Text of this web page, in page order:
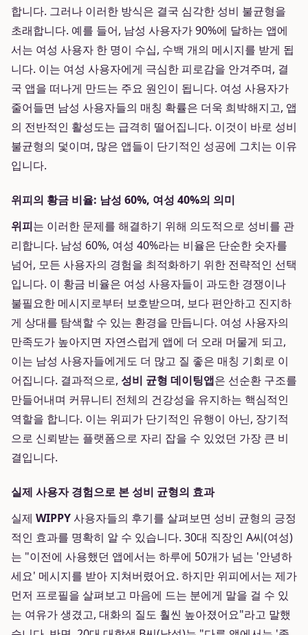
합니다. 그러나 이러한 방식은 결국 심각한 성비 불균형을
초래합니다. 예를 들어, 남성 사용자가 90%에 달하는 앱에
서는 여성 사용자 한 명이 수십, 수백 개의 메시지를 받게 됩
니다. 이는 여성 사용자에게 극심한 피로감을 안겨주며, 결
국 앱을 떠나게 만드는 주요 원인이 됩니다. 여성 사용자가
줄어들면 남성 사용자들의 매칭 확률은 더욱 희박해지고, 앱
의 전반적인 활성도는 급격히 떨어집니다. 이것이 바로 성비
불균형의 덫이며, 많은 앱들이 단기적인 성공에 그치는 이유
입니다.
위피의 황금 비율: 남성 60%, 여성 40%의 의미
위피는 이러한 문제를 해결하기 위해 의도적으로 성비를 관
리합니다. 남성 60%, 여성 40%라는 비율은 단순한 숫자를
넘어, 모든 사용자의 경험을 최적화하기 위한 전략적인 선택
입니다. 이 황금 비율은 여성 사용자들이 과도한 경쟁이나
불필요한 메시지로부터 보호받으며, 보다 편안하고 진지하
게 상대를 탐색할 수 있는 환경을 만듭니다. 여성 사용자의
만족도가 높아지면 자연스럽게 앱에 더 오래 머물게 되고,
이는 남성 사용자들에게도 더 많고 질 좋은 매칭 기회로 이
어집니다. 결과적으로, 성비 균형 데이팅앱은 선순환 구조를
만들어내며 커뮤니티 전체의 건강성을 유지하는 핵심적인
역할을 합니다. 이는 위피가 단기적인 유행이 아닌, 장기적
으로 신뢰받는 플랫폼으로 자리 잡을 수 있었던 가장 큰 비
결입니다.
실제 사용자 경험으로 본 성비 균형의 효과
실제 WIPPY사용자들의 후기를 살펴보면 성비 균형의 긍정
적인 효과를 명확히 알 수 있습니다. 30대 직장인 A씨(여성)
는 "이전에 사용했던 앱에서는 하루에 50개가 넘는 '안녕하
세요' 메시지를 받아 지쳐버렸어요. 하지만 위피에서는 제가
먼저 프로필을 살펴보고 마음에 드는 분에게 말을 걸 수 있
는 여유가 생겼고, 대화의 질도 훨씬 높아졌어요"라고 말했